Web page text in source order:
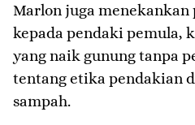
Marlon juga menekankan
kepada pendaki pemula,
yang naik gunung tanpa
tentang etika pendakian
sampah.